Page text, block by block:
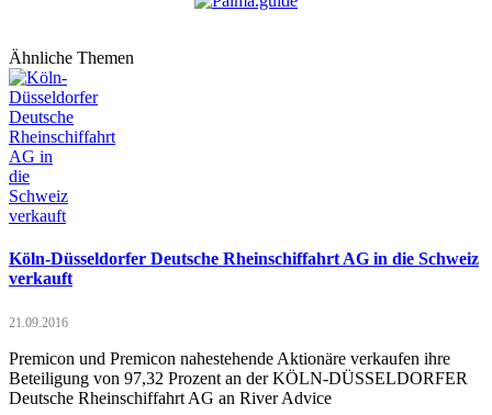
Ähnliche Themen
Köln-Düsseldorfer Deutsche Rheinschiffahrt AG in die Schweiz
verkauft
21.09.2016
Premicon und Premicon nahestehende Aktionäre verkaufen ihre
Beteiligung von 97,32 Prozent an der KÖLN-DÜSSELDORFER
Deutsche Rheinschiffahrt AG an River Advice